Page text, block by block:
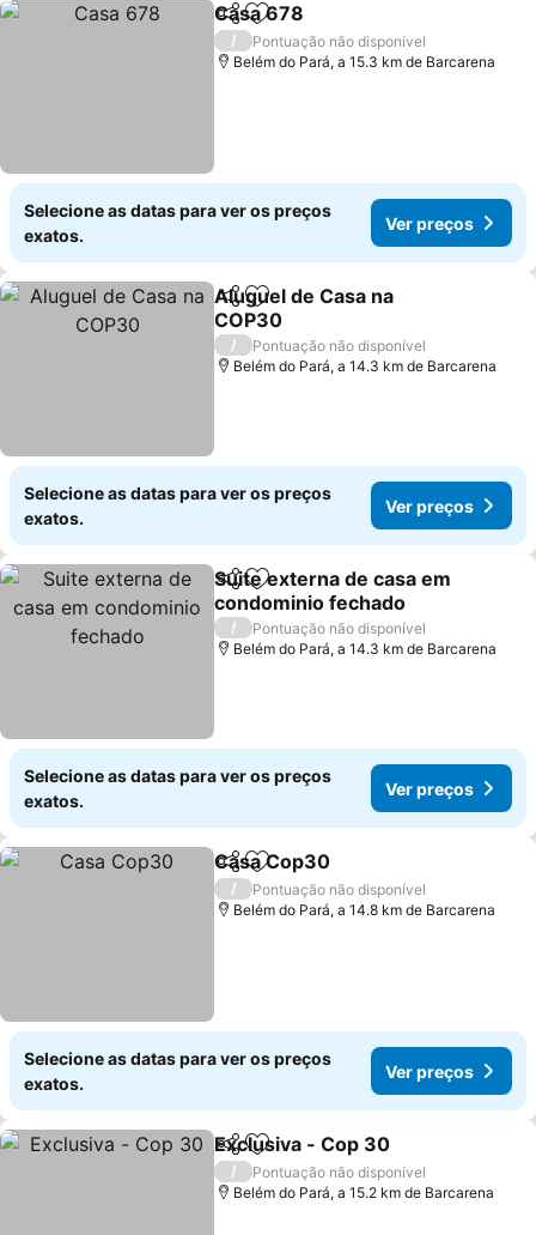
PartilharAdicionar aos favoritos
Casa 678
/
Pontuação não disponível
Belém do Pará, a 15.3 km de Barcarena
Selecione as datas para ver os preços
exatos.
Ver preços
PartilharAdicionar aos favoritos
Aluguel de Casa na
COP30
Ver preços
/
Pontuação não disponível
Belém do Pará, a 14.3 km de Barcarena
Selecione as datas para ver os preços
exatos.
Ver preços
PartilharAdicionar aos favoritos
Suite externa de casa em
condominio fechado
Ver preços
/
Pontuação não disponível
Belém do Pará, a 14.3 km de Barcarena
Selecione as datas para ver os preços
exatos.
Ver preços
PartilharAdicionar aos favoritos
Casa Cop30
/
Pontuação não disponível
Belém do Pará, a 14.8 km de Barcarena
Selecione as datas para ver os preços
exatos.
Ver preços
PartilharAdicionar aos favoritos
Exclusiva - Cop 30
/
Pontuação não disponível
Belém do Pará, a 15.2 km de Barcarena